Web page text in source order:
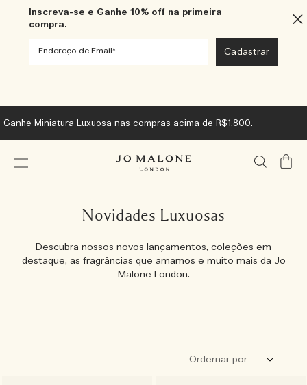
Inscreva-se e Ganhe 10% off na primeira
compra.
Ganhe Miniatura Luxuosa nas compras acima de R$1.800.
Meu
Novidades Luxuosas
Descubra nossos novos lançamentos, coleções em
destaque, as fragrâncias que amamos e muito mais da Jo
Malone London.